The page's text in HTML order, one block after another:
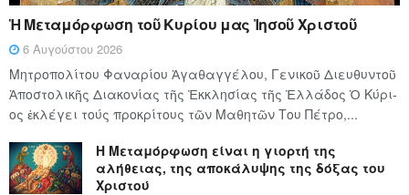
Ἡ Μεταμόρφωση τοῦ Κυρίου μας Ἰησοῦ Χριστοῦ
6 Αυγούστου 2026
Μητροπολίτου Φαναρίου Ἀγαθαγγέλου, Γενικοῦ Διευθυντοῦ
Ἀποστολικῆς Διακονίας τῆς Ἐκκλησίας τῆς Ἑλλάδος Ὁ Κύ­ρι­
ος ἐκλέγει τούς προ­κρί­τους τῶν Μα­θη­τῶν Του Πέ­τρο,...
Η Μεταμόρφωση είναι η γιορτή της
αλήθειας, της αποκάλυψης της δόξας του
Χριστού